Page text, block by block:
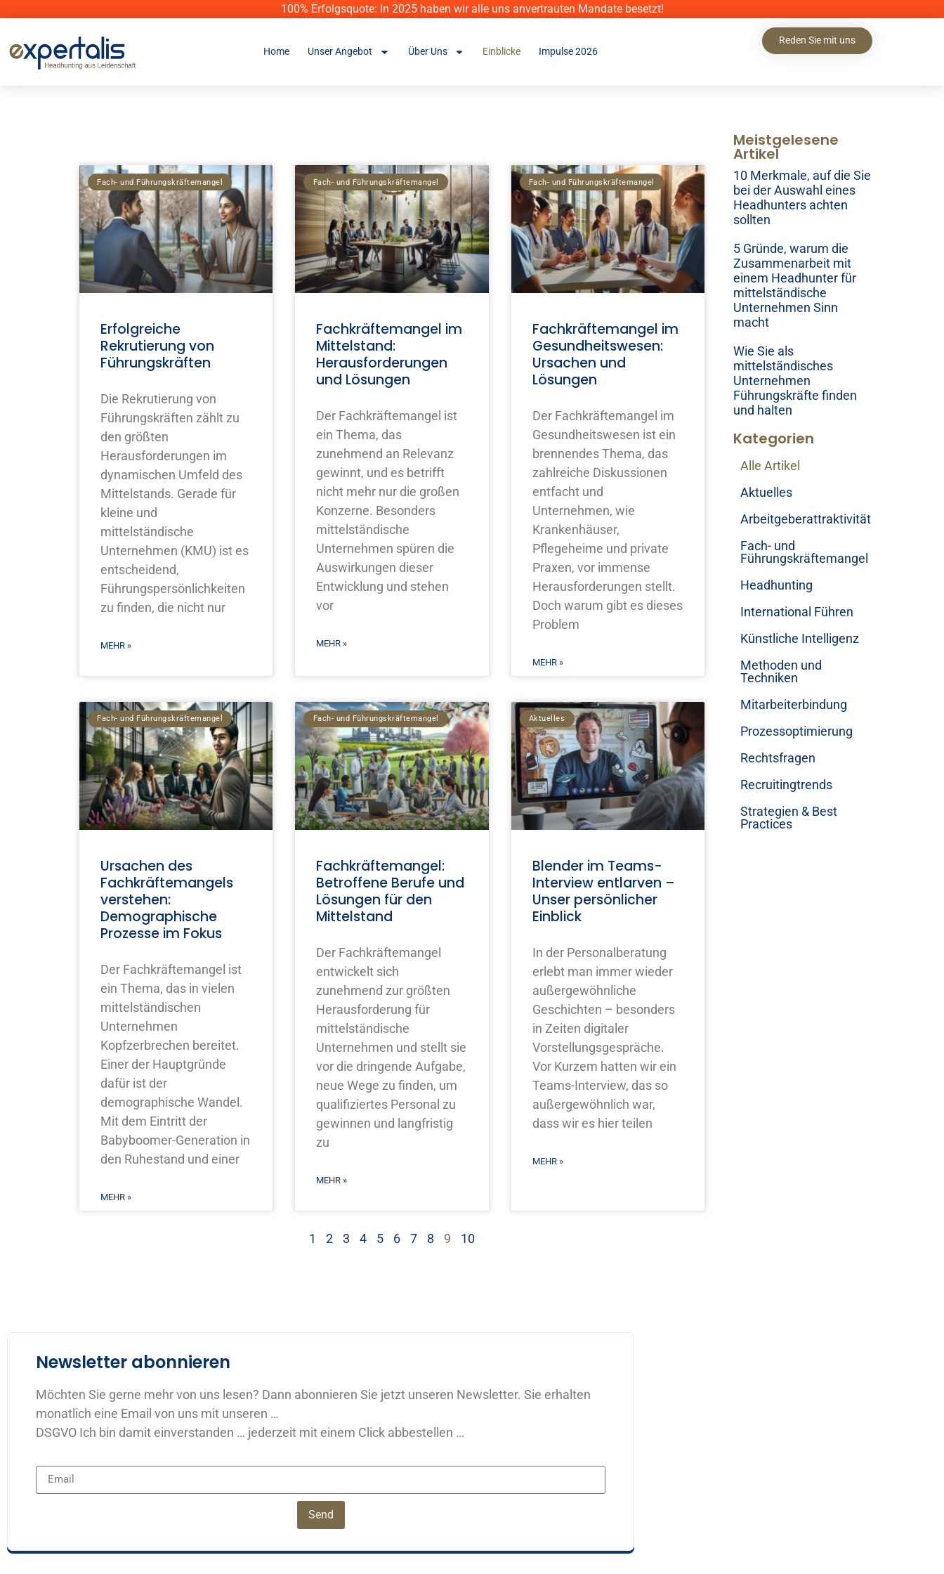
100% Erfolgsquote: In 2025 haben wir alle uns anvertrauten Mandate besetzt!
Home Unser Angebot Über Uns Einblicke Impulse 2026
Reden Sie mit uns
Fach- und Führungskräftemangel
Erfolgreiche
Rekrutierung von
Führungskräften
Die Rekrutierung von
Führungskräften zählt zu
den größten
Herausforderungen im
dynamischen Umfeld des
Mittelstands. Gerade für
kleine und
mittelständische
Unternehmen (KMU) ist es
entscheidend,
Führungspersönlichkeiten
zu finden, die nicht nur
MEHR »
Fach- und Führungskräftemangel
Fachkräftemangel im
Mittelstand:
Herausforderungen
und Lösungen
Der Fachkräftemangel ist
ein Thema, das
zunehmend an Relevanz
gewinnt, und es betrifft
nicht mehr nur die großen
Konzerne. Besonders
mittelständische
Unternehmen spüren die
Auswirkungen dieser
Entwicklung und stehen
vor
MEHR »
Fach- und Führungskräftemangel
Fachkräftemangel im
Gesundheitswesen:
Ursachen und
Lösungen
Der Fachkräftemangel im
Gesundheitswesen ist ein
brennendes Thema, das
zahlreiche Diskussionen
entfacht und
Unternehmen, wie
Krankenhäuser,
Pflegeheime und private
Praxen, vor immense
Herausforderungen stellt.
Doch warum gibt es dieses
Problem
MEHR »
Fach- und Führungskräftemangel
Ursachen des
Fachkräftemangels
verstehen:
Demographische
Prozesse im Fokus
Der Fachkräftemangel ist
ein Thema, das in vielen
mittelständischen
Unternehmen
Kopfzerbrechen bereitet.
Einer der Hauptgründe
dafür ist der
demographische Wandel.
Mit dem Eintritt der
Babyboomer-Generation in
den Ruhestand und einer
MEHR »
Fach- und Führungskräftemangel
Fachkräftemangel:
Betroffene Berufe und
Lösungen für den
Mittelstand
Der Fachkräftemangel
entwickelt sich
zunehmend zur größten
Herausforderung für
mittelständische
Unternehmen und stellt sie
vor die dringende Aufgabe,
neue Wege zu finden, um
qualifiziertes Personal zu
gewinnen und langfristig
zu
MEHR »
Aktuelles
Blender im Teams-
Interview entlarven –
Unser persönlicher
Einblick
In der Personalberatung
erlebt man immer wieder
außergewöhnliche
Geschichten – besonders
in Zeiten digitaler
Vorstellungsgespräche.
Vor Kurzem hatten wir ein
Teams-Interview, das so
außergewöhnlich war,
dass wir es hier teilen
MEHR »
1 2 3 4 5 6 7 8 9 10
Meistgelesene
Artikel
10 Merkmale, auf die Sie
bei der Auswahl eines
Headhunters achten
sollten
5 Gründe, warum die
Zusammenarbeit mit
einem Headhunter für
mittelständische
Unternehmen Sinn
macht
Wie Sie als
mittelständisches
Unternehmen
Führungskräfte finden
und halten
Kategorien
Alle Artikel
Aktuelles
Arbeitgeberattraktivität
Fach- und
Führungskräftemangel
Headhunting
International Führen
Künstliche Intelligenz
Methoden und
Techniken
Mitarbeiterbindung
Prozessoptimierung
Rechtsfragen
Recruitingtrends
Strategien & Best
Practices
Newsletter abonnieren
Möchten Sie gerne mehr von uns lesen? Dann abonnieren Sie jetzt unseren Newsletter. Sie erhalten
monatlich eine Email von uns mit unseren …
DSGVO Ich bin damit einverstanden … jederzeit mit einem Click abbestellen …
Send